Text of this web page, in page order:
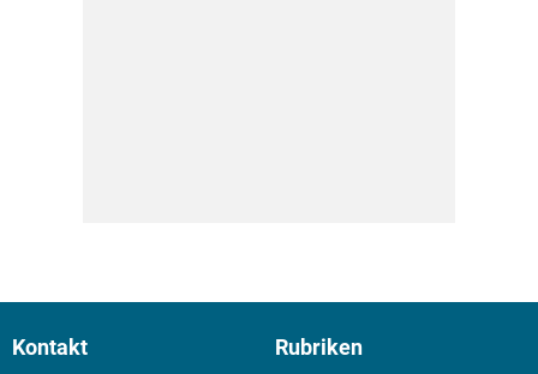
Kontakt Rubriken